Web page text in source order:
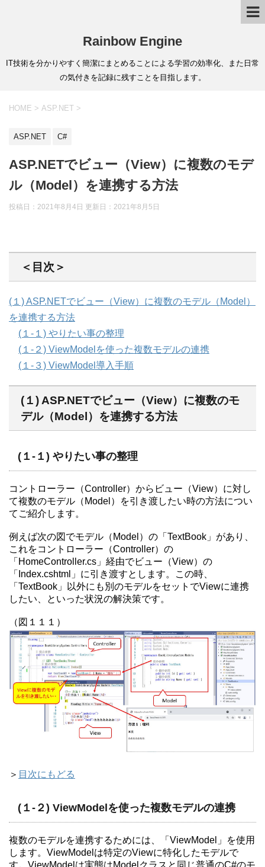
Rainbow Engine
IT技術を分かりやすく簡潔にまとめることによる学習の効率化、また日常
の気付きを記録に残すことを目指します。
HOME > ASP.NET >
ASP.NET C#
ASP.NETでビュー（View）に複数のモデ
ル（Model）を連携する方法
投稿日：2021年8月4日 更新日： 2021年8月5日
＜目次＞
(１) ASP.NETでビュー（View）に複数のモデル（Model）
を連携する方法
(１-１) やりたい事の整理
(１-２) ViewModelを使った複数モデルの連携
(１-３) ViewModel導入手順
(１) ASP.NETでビュー（View）に複数のモ
デル（Model）を連携する方法
(１-１) やりたい事の整理
コントローラー（Controller）からビュー（View）に対し
て複数のモデル（Model）を引き渡したい時の方法につい
てご紹介します。
例えば次の図でモデル（Model）の「TextBook」があり、
これをコントローラー（Controller）の
「HomeController.cs」経由でビュー（View）の
「Index.cshtml」に引き渡すとします。この時、
「TextBook」以外にも別のモデルをセットでViewに連携
したい、といった状況の解決策です。
（図１１１）
＞ 目次にもどる
(１-２) ViewModelを使った複数モデルの連携
複数のモデルを連携するためには、「ViewModel」を使用
します。ViewModelは特定のViewに特化したモデルで